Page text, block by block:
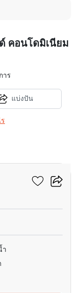
คอนโดมิเนียม
าร
แบ่งปัน
ำ